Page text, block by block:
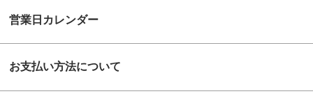
営業日カレンダー
お支払い方法について